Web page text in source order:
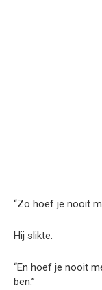
“Zo hoef je nooit
Hij slikte.
“En hoef je nooit
ben.”